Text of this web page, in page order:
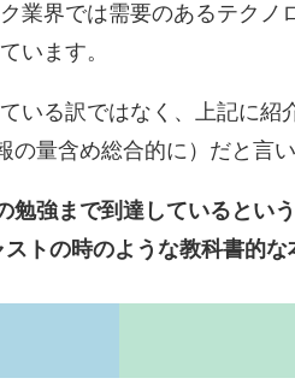
業界では需要のあるテクノ
います。
いる訳ではなく、上記に紹
量含め総合的に）だと言い
勉強まで到達しているとい
トの時のような教科書的な